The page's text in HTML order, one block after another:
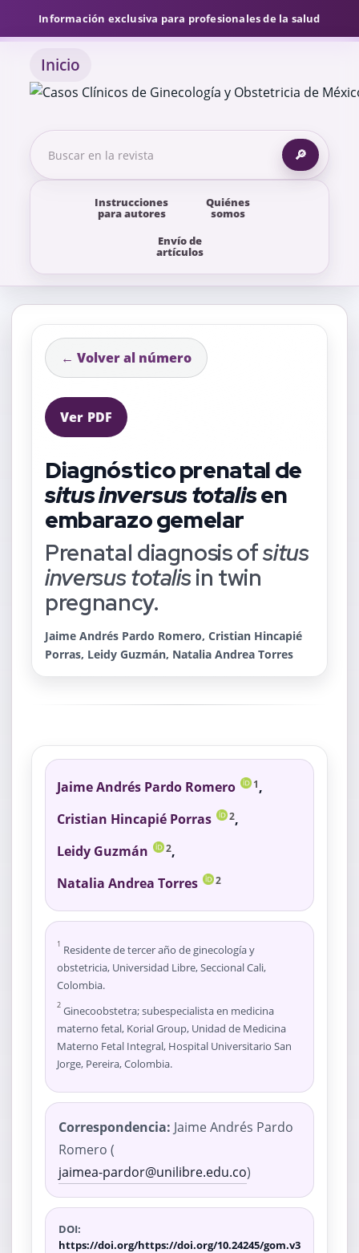
Información exclusiva para profesionales de la salud
Inicio
Instrucciones
para autores
Quiénes
somos
Envío de
artículos
🔎
← Volver al número
Ver PDF
Diagnóstico prenatal de
situs inversus totalisen
embarazo gemelar
Prenatal diagnosis ofsitus
inversus totalisin twin
pregnancy.
Jaime Andrés Pardo Romero, Cristian Hincapié
Porras, Leidy Guzmán, Natalia Andrea Torres
Jaime Andrés Pardo Romero 1 ,
Cristian Hincapié Porras
2,
Leidy Guzmán
2,
Natalia Andrea Torres
2
1 Residente de tercer año de ginecología y
obstetricia, Universidad Libre, Seccional Cali,
Colombia.
2 Ginecoobstetra; subespecialista en medicina
materno fetal, Korial Group, Unidad de Medicina
Materno Fetal Integral, Hospital Universitario San
Jorge, Pereira, Colombia.
Correspondencia: Jaime Andrés Pardo
Romero (
jaimea-pardor@unilibre.edu.co)
DOI:
https://doi.org/https://doi.org/10.24245/gom.v3